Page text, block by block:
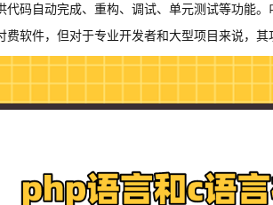
码自动完成、重构、调试、单元测试等功能
软件，但对于专业开发者和大型项目来说，其